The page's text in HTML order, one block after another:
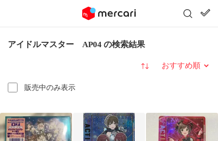
アイドルマスター AP04 の検索結果
販売中のみ表示
並び替え